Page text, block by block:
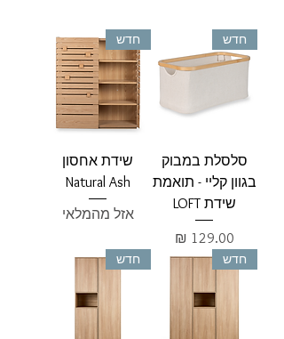
חדש
סלסלת במבוק
בגוון קליי - תואמת
שידת LOFT
מחיר
חדש
שידת אחסון
Natural Ash
אזל מהמלאי
חדש חדש